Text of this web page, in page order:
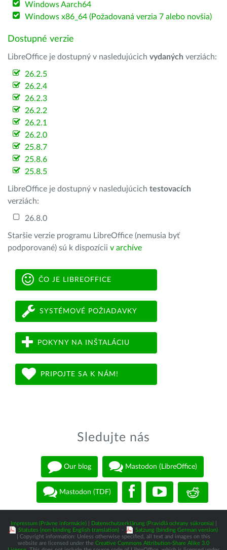
Windows Aarch64
Windows x86_64 (Požadovaná verzia 7 alebo novšia)
Dostupné verzie
LibreOffice je dostupný v nasledujúcich vydaných verziách:
26.2.5
26.2.4
26.2.3
26.2.2
26.2.1
26.2.0
25.8.7
25.8.6
25.8.5
LibreOffice je dostupný v nasledujúcich testovacích
verziách:
26.8.0
Staršie verzie programu LibreOffice (nemusia byť
podporované) sú k dispozícii v archíve
ČO JE LIBREOFFICE
SYSTÉMOVÉ POŽIADAVKY
POKYNY NA INŠTALÁCIU
PRIPOJTE SA K NÁM!
Sledujte nás
Our blog Mastodon (LibreOffice)
Mastodon (TDF)
Impressum (Právne informácie)| Datenschutzerklärung (Pravidlá ochrany súkromia)|
Statutes (non-binding English translation) -
Satzung (binding German version)
| Copyright information: Unless otherwise specified, all text and images on this
website are licensed under the Creative Commons Attribution-Share Alike 3.0